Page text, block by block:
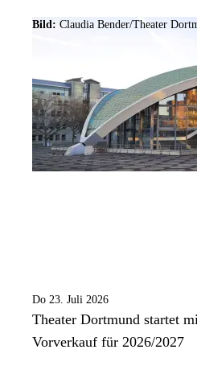
Bild: Claudia Bender/Theater
Do 23. Juli 2026
Theater Dortmund startet
Vorverkauf für 2026/2027